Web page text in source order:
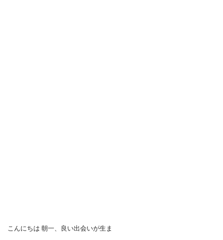
こんにちは 朝一、良い出会いが生ま